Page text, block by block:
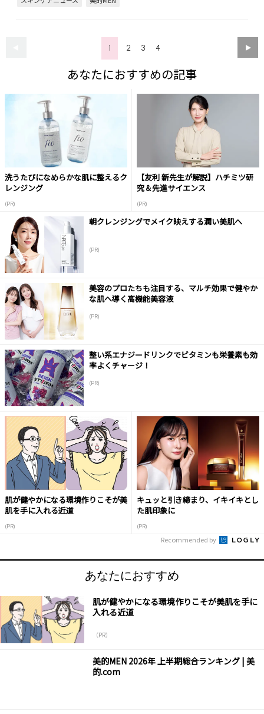
1 2 3 4
あなたにおすすめの記事
洗うたびになめらかな肌に整えるク
レンジング
(PR)
【友利 新先生が解説】ハチミツ研
究＆先進サイエンス
(PR)
朝クレンジングでメイク映えする潤い美肌へ
(PR)
美容のプロたちも注目する、マルチ効果で健やか
な肌へ導く高機能美容液
(PR)
整い系エナジードリンクでビタミンも栄養素も効
率よくチャージ！
(PR)
肌が健やかになる環境作りこそが美
肌を手に入れる近道
(PR)
キュッと引き締まり、イキイキとし
た肌印象に
(PR)
Recommended by
あなたにおすすめ
肌が健やかになる環境作りこそが美肌を手に
入れる近道
（PR）
美的MEN 2026年 上半期総合ランキング | 美
的.com